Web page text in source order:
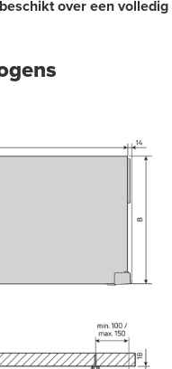
over een